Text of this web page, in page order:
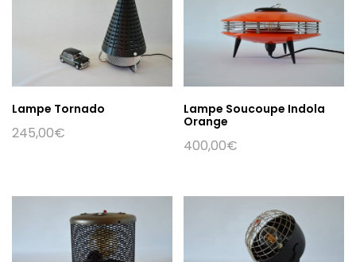
Lampe Tornado
245,00€
Lampe Soucoupe Indola
Orange
400,00€